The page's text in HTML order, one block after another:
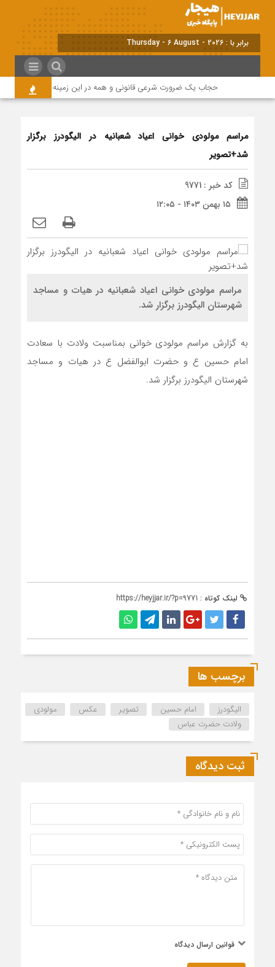
برابر با : Thursday - 6 August - 2026
حجاب یک ضرورت شرعی قانونی و همه در این زمینه مسئول هستند
مراسم مولودی خوانی اعیاد شعبانیه در الیگودرز برگزار
شد+تصویر
کد خبر : 9771
۱۵ بهمن ۱۴۰۳ - ۱۲:۰۵
مراسم مولودی خوانی اعیاد شعبانیه در هیات و مساجد
شهرستان الیگودرز برگزار شد.
به گزارش مراسم مولودی خوانی بمناسبت ولادت با سعادت
امام حسین ع و حضرت ابوالفضل ع در هیات و مساجد
شهرستان الیگودرز برگزار شد.
لینک کوتاه : https://heyjjar.ir/?p=9771
برچسب ها
الیگودرز امام حسین تصویر عکس
مولودی
ولادت حضرت عباس
ثبت دیدگاه
قوانین ارسال دیدگاه